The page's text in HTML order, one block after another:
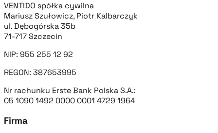
VENTIDO spółka cywilna
Mariusz Szułowicz, Piotr Kalbarczyk
ul. Dębogórska 35b
71-717 Szczecin
NIP: 955 255 12 92
REGON: 387653995
Nr rachunku Erste Bank Polska S.A.:
05 1090 1492 0000 0001 4729 1964
Firma